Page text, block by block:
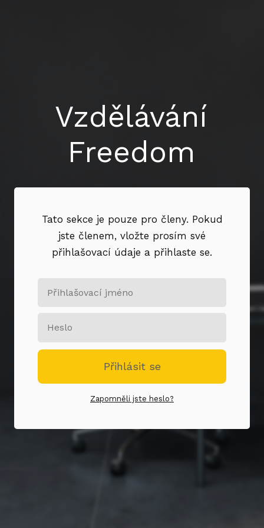
Vzdělávání
Freedom
Tato sekce je pouze pro členy. Pokud
jste členem, vložte prosím své
přihlašovací údaje a přihlaste se.
Přihlásit se
Zapomněli jste heslo?